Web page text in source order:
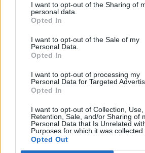
I want to opt-out of the Sharing of
personal data.
Opted In
I want to opt-out of the Sale of my
Personal Data.
Opted In
I want to opt-out of processing my
Personal Data for Targeted
Opted In
I want to opt-out of Collection, Use,
Retention, Sale, and/or Sharing of
Personal Data that Is Unrelated
Purposes for which it was collected.
Opted Out
Υψηλός κίνδυνος πυρκαγιάς την
CrediaBank: Οικονομικά
2026 - Υψηλοί ρυθμοί ανάπτυξης και
επιδόσεων
Αθήνα η φοιτήτρια που